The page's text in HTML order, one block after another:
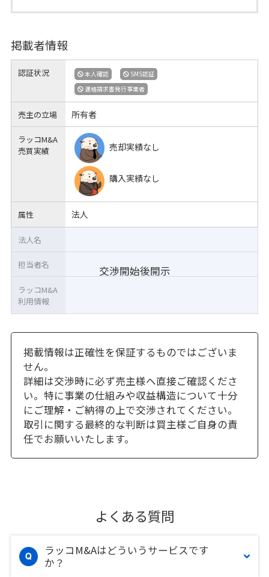
掲載者情報
認証状況 本人確認
SMS認証
適格請求書発行事業者
売主の立場 所有者
ラッコM&A
売買実績
売却実績なし
購入実績なし
属性 法人
交渉開始後開示
法人名
担当者名
ラッコM&A
利用情報
掲載情報は正確性を保証するものではございま
せん。
詳細は交渉時に必ず売主様へ直接ご確認くださ
い。特に事業の仕組みや収益構造について十分
にご理解・ご納得の上で交渉されてください。
取引に関する最終的な判断は買主様ご自身の責
任でお願いいたします。
よくある質問
ラッコM&Aはどういうサービスです
か？